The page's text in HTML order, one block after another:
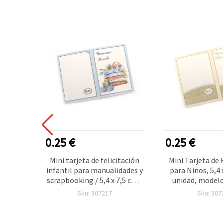
0.25 €
Mini tarjeta de felicitación
infantil para manualidades y
scrapbooking / 5,4 x 7,5 cm -
1 unidad
Sku: 307217
0.25 €
Mini Tarjeta de
para Niños, 5,4
unidad,
Sku: